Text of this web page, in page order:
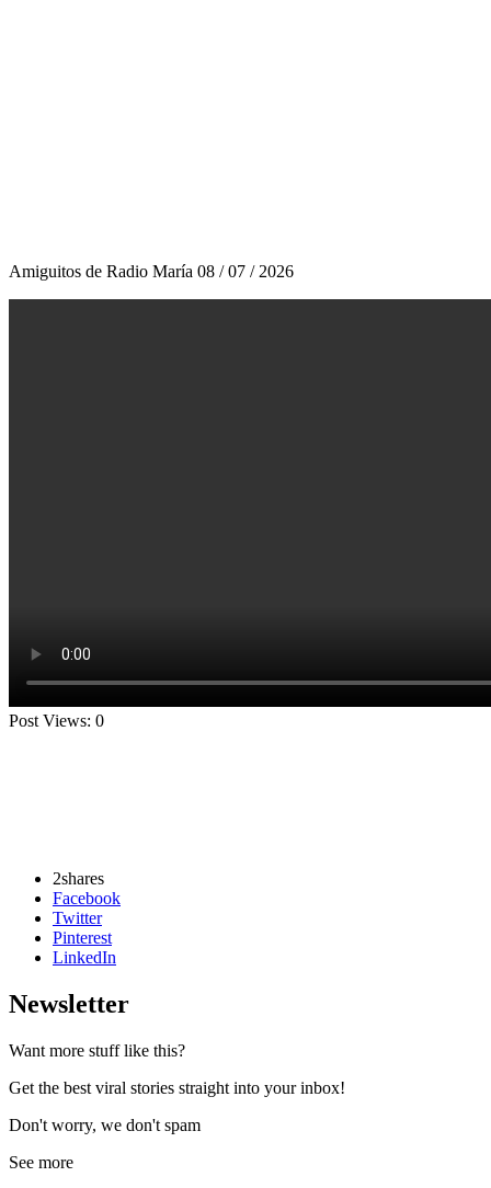
Amiguitos de Radio María 08 / 07 / 2026
Post Views: 0
2shares
Facebook
Twitter
Pinterest
LinkedIn
Newsletter
Want more stuff like this?
Get the best viral stories straight into your inbox!
Don't worry, we don't spam
See more